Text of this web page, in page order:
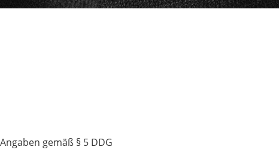
Angaben gemäß § 5 DDG